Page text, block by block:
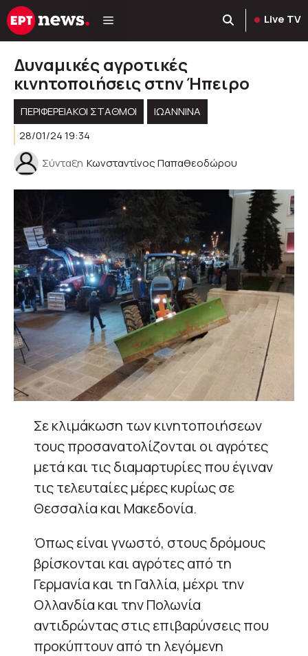
Μετάβαση
σε
Live TV
Δυναμικές αγροτικές
κινητοποιήσεις στην Ήπειρο
ΠΕΡΙΦΕΡΕΙΑΚΟΊ ΣΤΑΘΜΟΊ
ΙΩΑΝΝΙΝΑ
28/01/24 19:34
Σύνταξη Κωνσταντίνος Παπαθεοδώρου
Σε κλιμάκωση των κινητοποιήσεων
τους προσανατολίζονται οι αγρότες
μετά και τις διαμαρτυρίες που έγιναν
τις τελευταίες μέρες κυρίως σε
Θεσσαλία και Μακεδονία.
Όπως είναι γνωστό, στους δρόμους
βρίσκονται και αγρότες από τη
Γερμανία και τη Γαλλία, μέχρι την
Ολλανδία και την Πολωνία
αντιδρώντας στις επιβαρύνσεις που
προκύπτουν από τη λεγόμενη